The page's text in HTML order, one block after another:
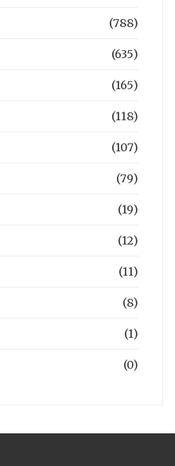
(788)
(635)
(165)
(118)
(107)
(79)
(19)
(12)
(11)
(8)
(1)
(0)